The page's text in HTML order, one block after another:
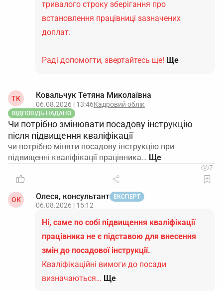
тривалого строку зберігання про
встановлення працівниці зазначених
доплат.
Раді допомогти, звертайтесь ще! Ще
ТК Ковальчук Тетяна Миколаївна
06.08.2026 | 13:46Кадровий облік
ВІДПОВІДЬ НАДАНО
Чи потрібно змінювати посадову інструкцію
після підвищення кваліфікації
чи потрібно міняти посадову інструкцію при
підвищенні кваліфікації працівника…
7
ОК Олеся, консультант ЕКСПЕРТ
06.08.2026 | 15:12
Ні, саме по собі підвищення кваліфікації
працівника не є підставою для внесення
змін до посадової інструкції.
Кваліфікаційні вимоги до посади
визначаються… Ще